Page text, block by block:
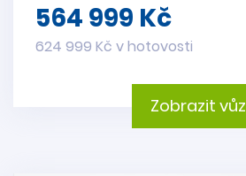
564 999 Kč
624 999 Kč v hotovosti
Zobrazit vůz